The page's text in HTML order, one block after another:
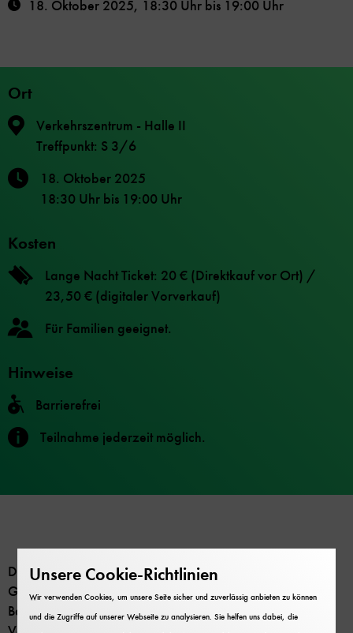
18. Oktober 2025, 18:30 Uhr bis 19:00 Uhr
Ort
Verkehrszentrum - Halle II
Treffpunkt: S 3/6
18. Oktober 2025
18:30 Uhr bis 19:00 Uhr
Kosten
Lange Nacht Ticket: 20 € (Direktkauf vor Ort) /
23,50 € (digitaler Vorverkauf)
Für Familien geeignet.
Hinweise
Barrierefrei
Teilnahme jederzeit möglich.
Die S 3/6, sprich: „S Drei Sechstel“, von 1912 ist ein
Glanzstück der Schnellzug-Dampfloks aus der Zeit der
Bayerischen Staatseisenbahnen. Mit ihrem Vierzylinder-
Unsere Cookie-Richtlinien
Wir verwenden Cookies, um unsere Seite sicher und zuverlässig anbieten zu können
und die Zugriffe auf unserer Webseite zu analysieren. Sie helfen uns dabei, die